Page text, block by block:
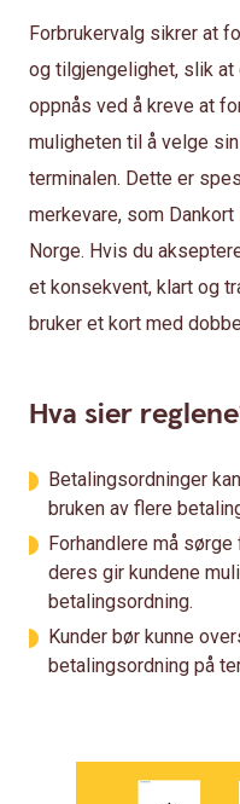
Forbrukervalg sikrer at
og tilgjengelighet, slik at
oppnås ved å kreve at
muligheten til å velge
terminalen. Dette er
merkevare, som
Norge. Hvis du
et konsekvent, klart og
bruker et kort med
Hva sier
Betalingsordninger
bruken av flere
Forhandlere må
deres gir kundene
betalingsordning.
Kunder bør kunne
betalingsordning på